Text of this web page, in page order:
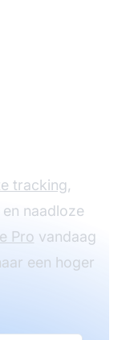
tracking,
naadloze
Pro vandaag
een hoger